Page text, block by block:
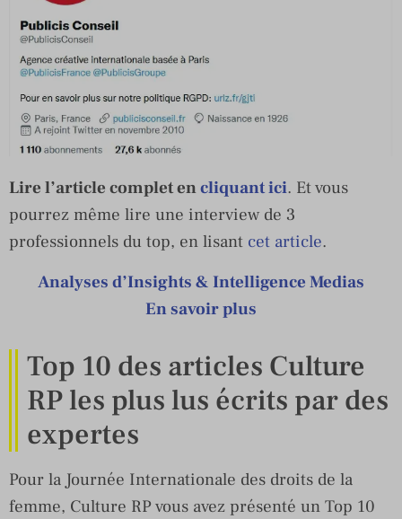
Lire l’article complet encliquant ici. Et vous
pourrez même lire une interview de 3
professionnels du top, en lisant cet article.
Analyses d’Insights & Intelligence Medias
En savoir plus
Top 10 des articles Culture
RP les plus lus écrits par des
expertes
Pour la Journée Internationale des droits de la
femme, Culture RP vous avez présenté un Top 10